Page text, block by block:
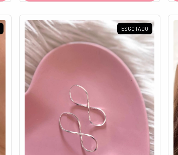
ESGOTADO